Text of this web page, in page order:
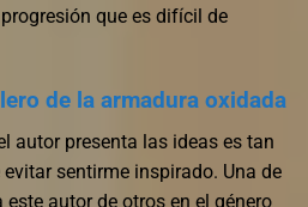
que es difícil de
de la armadura oxidada
autor presenta las ideas es tan
sentirme inspirado. Una de
autor de otros en el género